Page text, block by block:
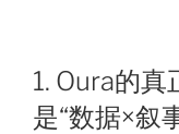
1. Oura的
是“数据×叙